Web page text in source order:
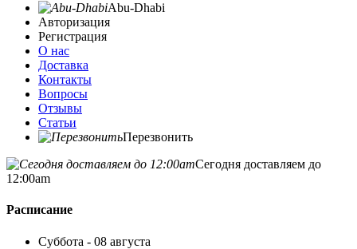
Abu-Dhabi
Авторизация
Регистрация
О нас
Доставка
Контакты
Вопросы
Отзывы
Статьи
Перезвонить
Сегодня доставляем до
12:00am
Расписание
Суббота - 08 августа